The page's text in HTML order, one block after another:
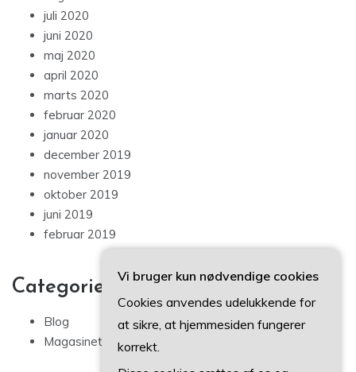
juli 2020
juni 2020
maj 2020
april 2020
marts 2020
februar 2020
januar 2020
december 2019
november 2019
oktober 2019
juni 2019
februar 2019
Categories
Blog
Magasinet
Vi bruger kun nødvendige cookies
Cookies anvendes udelukkende for
at sikre, at hjemmesiden fungerer
korrekt.